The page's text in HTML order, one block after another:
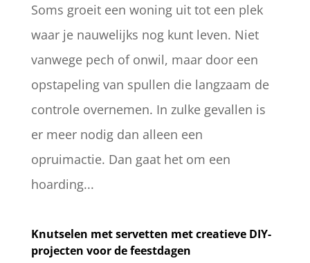
Soms groeit een woning uit tot een plek
waar je nauwelijks nog kunt leven. Niet
vanwege pech of onwil, maar door een
opstapeling van spullen die langzaam de
controle overnemen. In zulke gevallen is
er meer nodig dan alleen een
opruimactie. Dan gaat het om een
hoarding...
Knutselen met servetten met creatieve DIY-
projecten voor de feestdagen